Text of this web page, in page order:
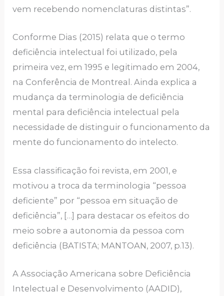
vem recebendo nomenclaturas distintas”.
Conforme Dias (2015) relata que o termo
deficiência intelectual foi utilizado, pela
primeira vez, em 1995 e legitimado em 2004,
na Conferência de Montreal. Ainda explica a
mudança da terminologia de deficiência
mental para deficiência intelectual pela
necessidade de distinguir o funcionamento da
mente do funcionamento do intelecto.
Essa classificação foi revista, em 2001, e
motivou a troca da terminologia “pessoa
deficiente” por “pessoa em situação de
deficiência”, […] para destacar os efeitos do
meio sobre a autonomia da pessoa com
deficiência (BATISTA; MANTOAN, 2007, p.13).
A Associação Americana sobre Deficiência
Intelectual e Desenvolvimento (AADID),